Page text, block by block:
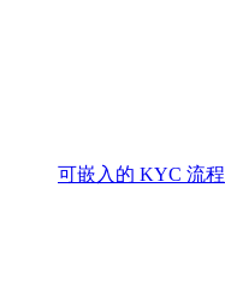
可嵌入的 KYC 流程